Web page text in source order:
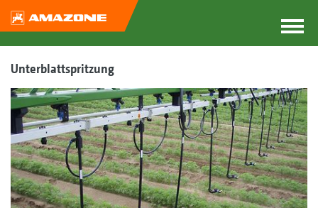
Unterblattspritzung